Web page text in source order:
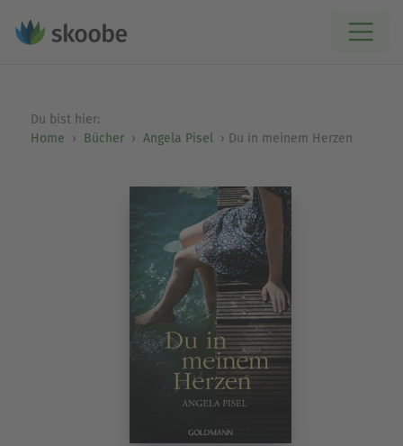
Du bist hier:
Home
Bücher Angela Pisel Du in meinem Herzen